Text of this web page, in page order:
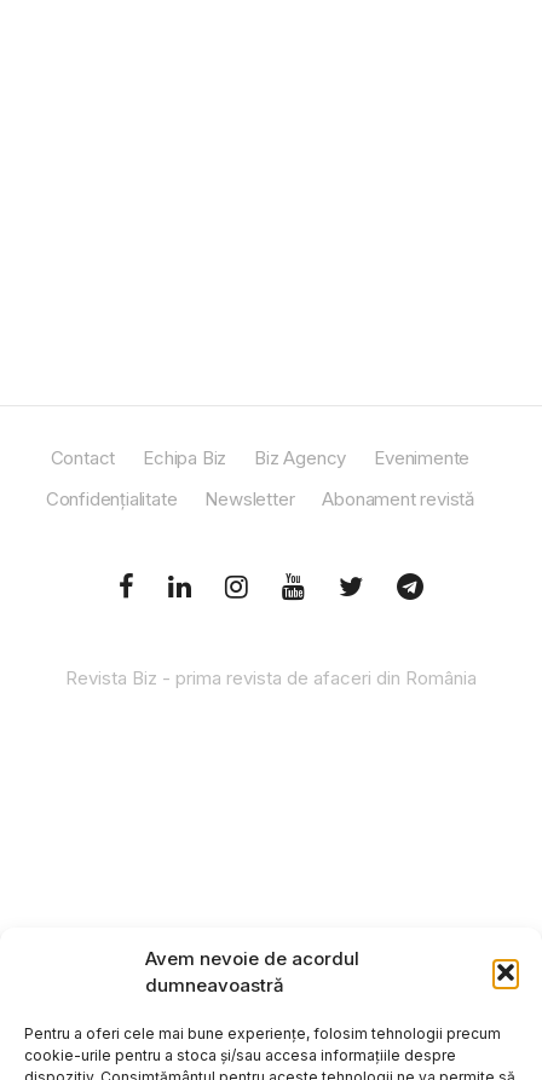
Avem nevoie de acordul
dumneavoastră
Pentru a oferi cele mai bune experiențe, folosim tehnologii precum
cookie-urile pentru a stoca și/sau accesa informațiile despre
Contact Echipa Biz Biz Agency
Evenimente
Confidențialitate
Newsletter Abonament revistă
Revista Biz - prima revista de afaceri din România